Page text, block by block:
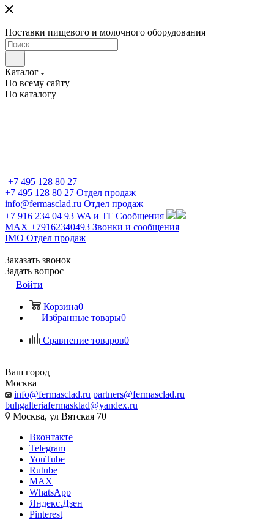
Поставки пищевого и молочного оборудования
Каталог
По всему сайту
По каталогу
+7 495 128 80 27
+7 495 128 80 27 Отдел продаж
info@fermasclad.ru Отдел продаж
+7 916 234 04 93 WA и ТГ Сообщения
MAX +79162340493 Звонки и сообщения
IMO Отдел продаж
Заказать звонок
Задать вопрос
Войти
Корзина0
Избранные товары0
Сравнение товаров0
Ваш город
Москва
info@fermasclad.ru partners@fermasclad.ru
buhgalteriafermasklad@yandex.ru
Москва, ул Вятская 70
Вконтакте
Telegram
YouTube
Rutube
MAX
WhatsApp
Яндекс.Дзен
Pinterest